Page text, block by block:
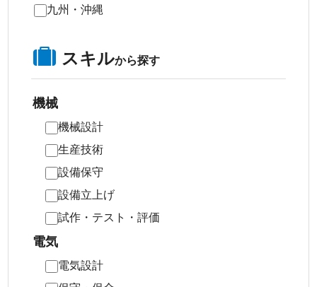
九州・沖縄
スキルから探す
機械
機械設計
生産技術
設備保守
設備立上げ
試作・テスト・評価
電気
電気設計